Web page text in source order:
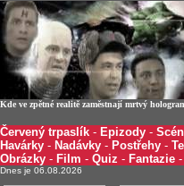
Kde ve zpětné realitě zaměstnají mrtvý
Červený trpaslík - Epizody -
Havárky - Nadávky - Postřehy -
Obrázky - Film - Quiz - Fantazie -
Dnes je 06.08.2026